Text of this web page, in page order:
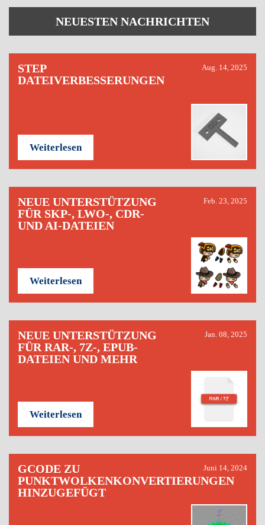
NEUESTEN NACHRICHTEN
STEP
DATEIVERBESSERUNGEN
Aug. 14, 2025
Weiterlesen
NEUE UNTERSTÜTZUNG
FÜR SKP-, LWO-, CDR-
UND AI-DATEIEN
Feb. 23, 2025
Weiterlesen
NEUE UNTERSTÜTZUNG
FÜR RAR-, 7Z-, EPUB-
DATEIEN UND MEHR
Jan. 08, 2025
Weiterlesen
GCODE ZU
PUNKTWOLKENKONVERTIERUNGEN
HINZUGEFÜGT
Juni 14, 2024